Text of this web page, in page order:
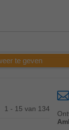
te geven
1 - 15 van 134